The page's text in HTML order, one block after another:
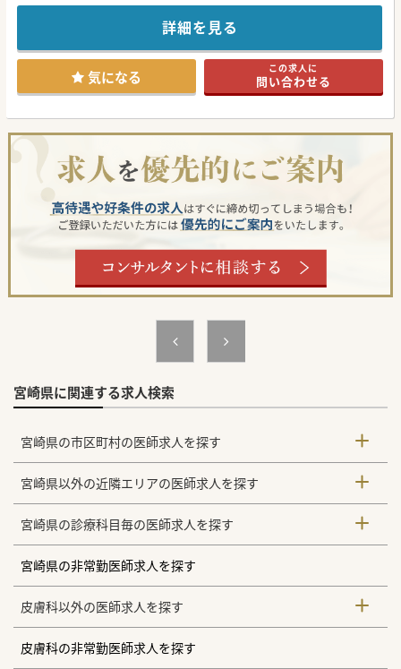
児湯郡のケアミックス病院での皮膚科常勤医師募集です。
基本、残業はほとんどなくメリハリを持ってご勤務いただく
チーム医療を大切に、科目の垣根を超えた医療サービスへの
取り組みに注力をしている特徴もございます。
最寄りICからお車で約5分、宮崎市中心部からお車で約45分
と通勤アクセスも良好！
ご興味ございましたらまずはお問合せくださいませ。
詳細を見る
気になる この求人に
問い合わせる
宮崎県に関連する求人検索
宮崎県の市区町村の医師求人を探す
宮崎県以外の近隣エリアの医師求人を探す
宮崎県の診療科目毎の医師求人を探す
宮崎県の非常勤医師求人を探す
皮膚科以外の医師求人を探す
皮膚科の非常勤医師求人を探す